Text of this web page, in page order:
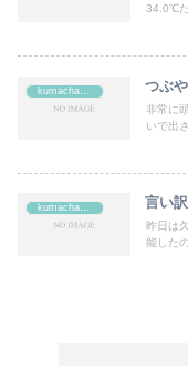
34.0℃
つぶ
非常に
いで出
kumachan's 言い
昨日は
能した